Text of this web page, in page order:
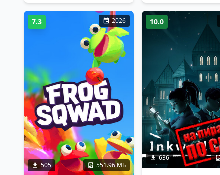
7.3 2026
505 551.96 МБ
10.0
636